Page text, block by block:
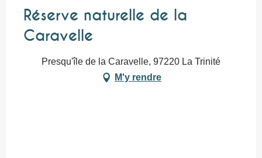
Réserve naturelle de la
Caravelle
Presqu'île de la Caravelle, 97220 La Trinité
M'y rendre